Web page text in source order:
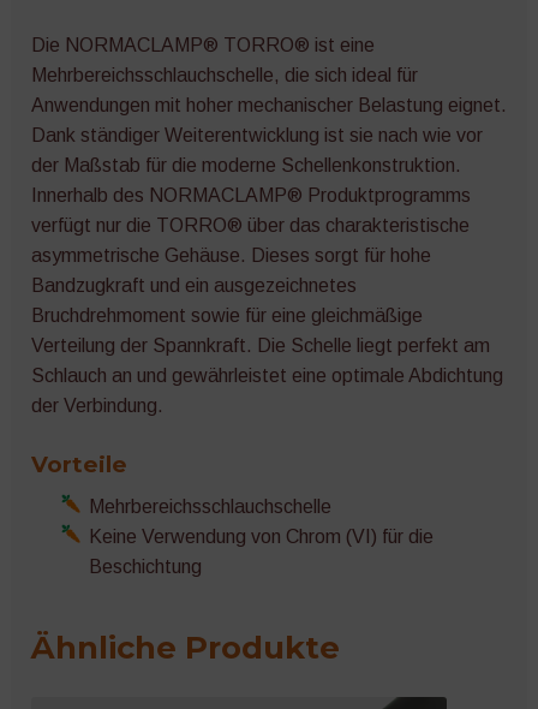
Die NORMACLAMP® TORRO® ist eine
Mehrbereichsschlauchschelle, die sich ideal für
Anwendungen mit hoher mechanischer Belastung eignet.
Dank ständiger Weiterentwicklung ist sie nach wie vor
der Maßstab für die moderne Schellenkonstruktion.
Innerhalb des NORMACLAMP® Produktprogramms
verfügt nur die TORRO® über das charakteristische
asymmetrische Gehäuse. Dieses sorgt für hohe
Bandzugkraft und ein ausgezeichnetes
Bruchdrehmoment sowie für eine gleichmäßige
Verteilung der Spannkraft. Die Schelle liegt perfekt am
Schlauch an und gewährleistet eine optimale Abdichtung
der Verbindung.
Vorteile
Mehrbereichsschlauchschelle
Keine Verwendung von Chrom (VI) für die
Beschichtung
Ähnliche Produkte